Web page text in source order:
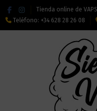
Tienda online de
Teléfono: +34 628 28 26 08